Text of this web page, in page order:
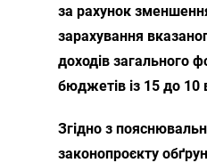
за рахунок
зарахування
доходів загального
бюджетів із 15 до 10
Згідно з
законопроєкту